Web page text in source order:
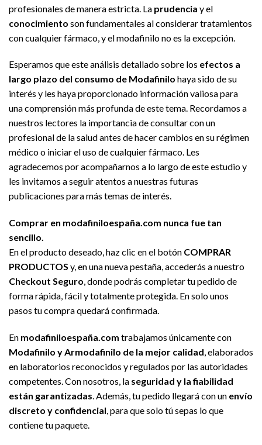
profesionales de manera estricta. La prudencia y el
conocimiento son fundamentales al considerar tratamientos
con cualquier fármaco, y el modafinilo no es la excepción.
Esperamos que este análisis detallado sobre los efectos a
largo plazo del consumo de Modafinilo haya sido de su
interés y les haya proporcionado información valiosa para
una comprensión más profunda de este tema. Recordamos a
nuestros lectores la importancia de consultar con un
profesional de la salud antes de hacer cambios en su régimen
médico o iniciar el uso de cualquier fármaco. Les
agradecemos por acompañarnos a lo largo de este estudio y
les invitamos a seguir atentos a nuestras futuras
publicaciones para más temas de interés.
Comprar en modafiniloespaña.com nunca fue tan
sencillo.
En el producto deseado, haz clic en el botón COMPRAR
PRODUCTOS y, en una nueva pestaña, accederás a nuestro
Checkout Seguro, donde podrás completar tu pedido de
forma rápida, fácil y totalmente protegida. En solo unos
pasos tu compra quedará confirmada.
En modafiniloespaña.com trabajamos únicamente con
Modafinilo y Armodafinilo de la mejor calidad, elaborados
en laboratorios reconocidos y regulados por las autoridades
competentes. Con nosotros, la seguridad y la fiabilidad
están garantizadas. Además, tu pedido llegará con un envío
discreto y confidencial, para que solo tú sepas lo que
contiene tu paquete.